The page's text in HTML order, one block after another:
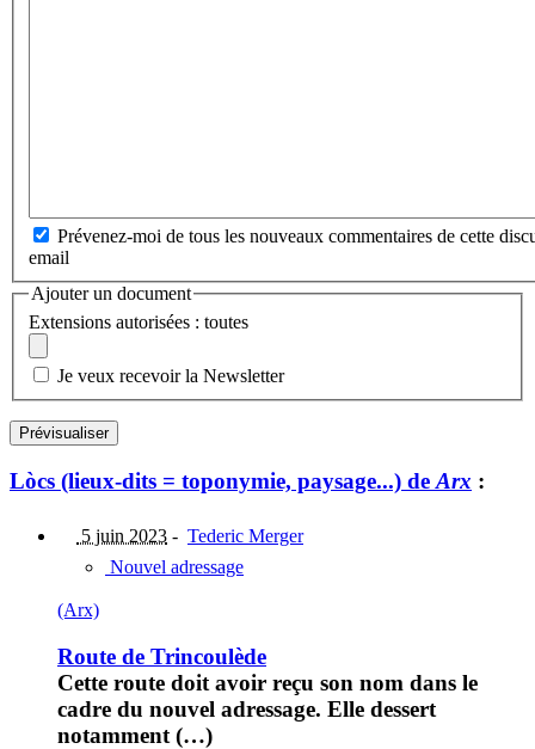
Prévenez-moi de tous les nouveaux commentaires de cette
email
Ajouter un document
Extensions autorisées : toutes
Je veux recevoir la Newsletter
Lòcs (lieux-dits = toponymie, paysage...) de Arx :
5 juin 2023 - Tederic Merger
Nouvel adressage
(Arx)
Route de Trincoulède
Cette route doit avoir reçu son nom dans le
cadre du nouvel adressage. Elle dessert
notamment (…)